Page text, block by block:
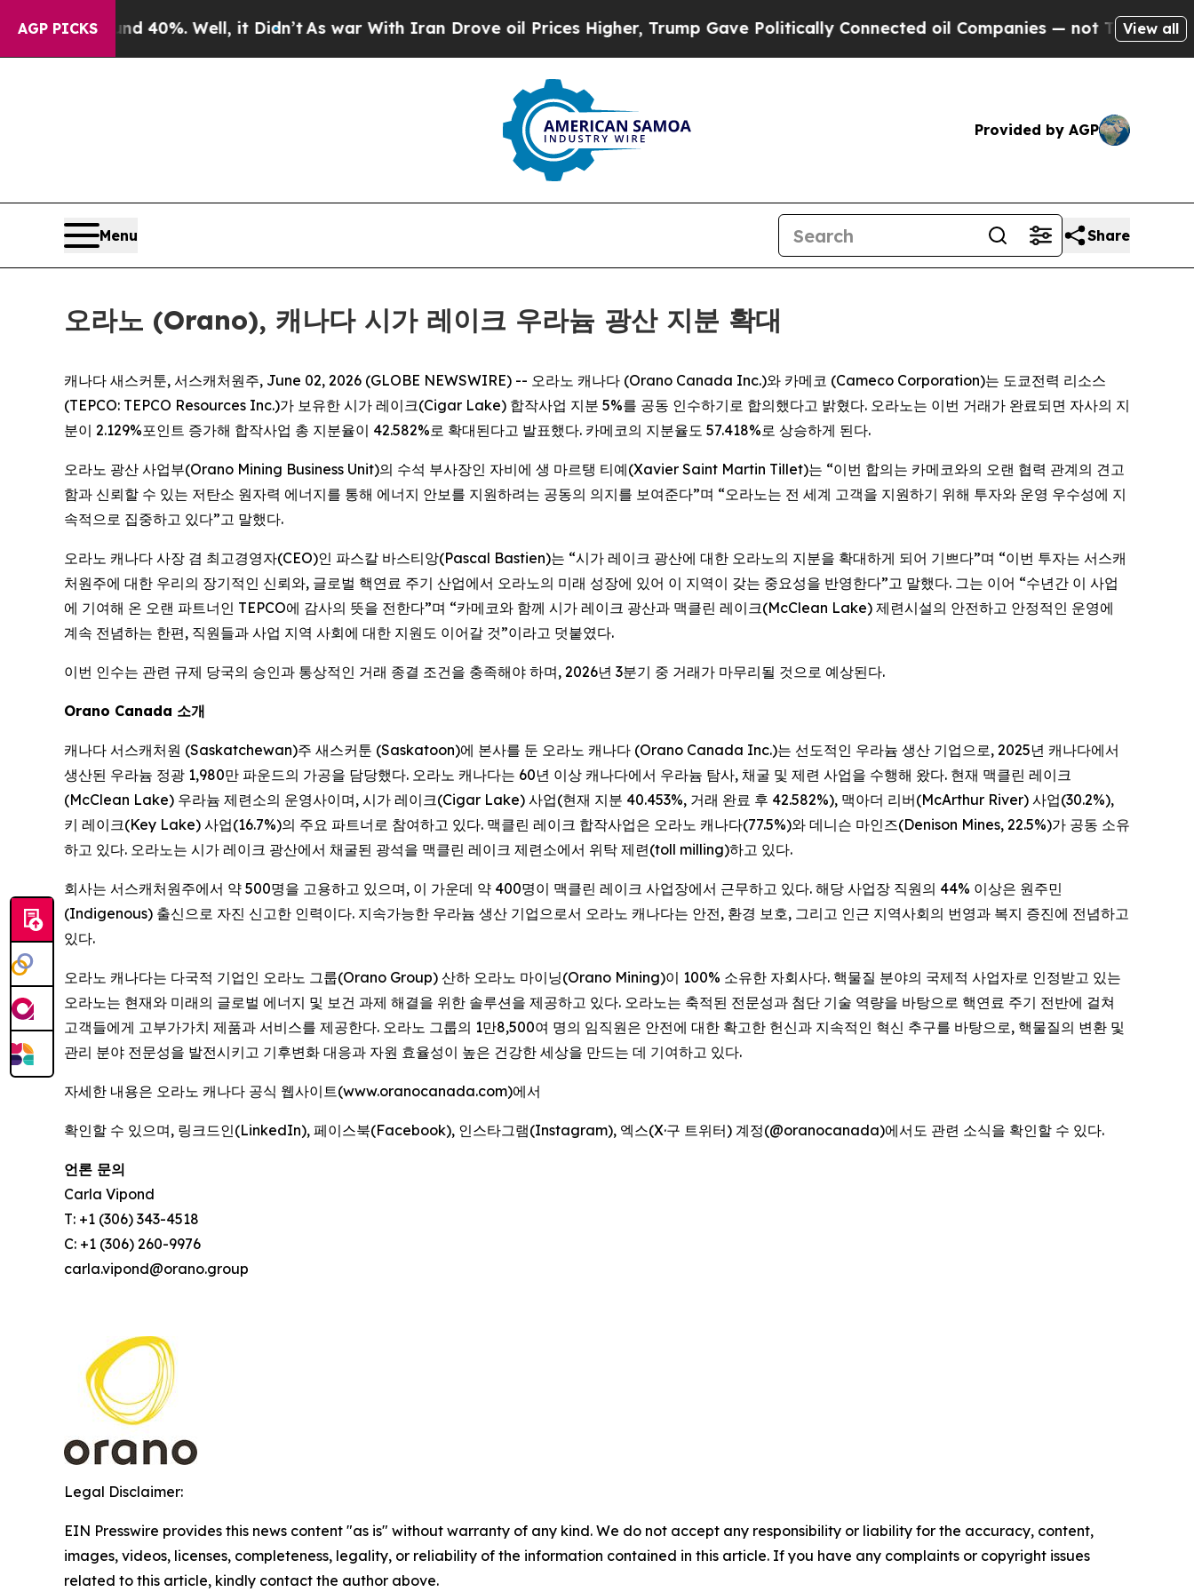
AGP PICKS
Around 40%. Well, it Didn’tAs war With Iran Drove oil Prices Higher, Trump Gave Politically Connected oil Companies — not Taxpayers — the
View all
Provided by AGP
Menu Share
오라노 (Orano), 캐나다 시가 레이크 우라늄 광산 지분 확대
캐나다 새스커툰, 서스캐처원주, June 02, 2026 (GLOBE NEWSWIRE) -- 오라노 캐나다 (Orano Canada Inc.)와 카메코 (Cameco Corporation)는 도쿄전력 리소스
(TEPCO: TEPCO Resources Inc.)가 보유한 시가 레이크(Cigar Lake) 합작사업 지분 5%를 공동 인수하기로 합의했다고 밝혔다. 오라노는 이번 거래가 완료되면 자사의 지
분이 2.129%포인트 증가해 합작사업 총 지분율이 42.582%로 확대된다고 발표했다. 카메코의 지분율도 57.418%로 상승하게 된다.
오라노 광산 사업부(Orano Mining Business Unit)의 수석 부사장인 자비에 생 마르탱 티예(Xavier Saint Martin Tillet)는 “이번 합의는 카메코와의 오랜 협력 관계의 견고
함과 신뢰할 수 있는 저탄소 원자력 에너지를 통해 에너지 안보를 지원하려는 공동의 의지를 보여준다”며 “오라노는 전 세계 고객을 지원하기 위해 투자와 운영 우수성에 지
속적으로 집중하고 있다”고 말했다.
오라노 캐나다 사장 겸 최고경영자(CEO)인 파스칼 바스티앙(Pascal Bastien)는 “시가 레이크 광산에 대한 오라노의 지분을 확대하게 되어 기쁘다”며 “이번 투자는 서스캐
처원주에 대한 우리의 장기적인 신뢰와, 글로벌 핵연료 주기 산업에서 오라노의 미래 성장에 있어 이 지역이 갖는 중요성을 반영한다”고 말했다. 그는 이어 “수년간 이 사업
에 기여해 온 오랜 파트너인 TEPCO에 감사의 뜻을 전한다”며 “카메코와 함께 시가 레이크 광산과 맥클린 레이크(McClean Lake) 제련시설의 안전하고 안정적인 운영에
계속 전념하는 한편, 직원들과 사업 지역 사회에 대한 지원도 이어갈 것”이라고 덧붙였다.
이번 인수는 관련 규제 당국의 승인과 통상적인 거래 종결 조건을 충족해야 하며, 2026년 3분기 중 거래가 마무리될 것으로 예상된다.
Orano Canada 소개
캐나다 서스캐처원 (Saskatchewan)주 새스커툰 (Saskatoon)에 본사를 둔 오라노 캐나다 (Orano Canada Inc.)는 선도적인 우라늄 생산 기업으로, 2025년 캐나다에서
생산된 우라늄 정광 1,980만 파운드의 가공을 담당했다. 오라노 캐나다는 60년 이상 캐나다에서 우라늄 탐사, 채굴 및 제련 사업을 수행해 왔다. 현재 맥클린 레이크
(McClean Lake) 우라늄 제련소의 운영사이며, 시가 레이크(Cigar Lake) 사업(현재 지분 40.453%, 거래 완료 후 42.582%), 맥아더 리버(McArthur River) 사업(30.2%),
키 레이크(Key Lake) 사업(16.7%)의 주요 파트너로 참여하고 있다. 맥클린 레이크 합작사업은 오라노 캐나다(77.5%)와 데니슨 마인즈(Denison Mines, 22.5%)가 공동 소유
하고 있다. 오라노는 시가 레이크 광산에서 채굴된 광석을 맥클린 레이크 제련소에서 위탁 제련(toll milling)하고 있다.
회사는 서스캐처원주에서 약 500명을 고용하고 있으며, 이 가운데 약 400명이 맥클린 레이크 사업장에서 근무하고 있다. 해당 사업장 직원의 44% 이상은 원주민
(Indigenous) 출신으로 자진 신고한 인력이다. 지속가능한 우라늄 생산 기업으로서 오라노 캐나다는 안전, 환경 보호, 그리고 인근 지역사회의 번영과 복지 증진에 전념하고
있다.
오라노 캐나다는 다국적 기업인 오라노 그룹(Orano Group) 산하 오라노 마이닝(Orano Mining)이 100% 소유한 자회사다. 핵물질 분야의 국제적 사업자로 인정받고 있는
오라노는 현재와 미래의 글로벌 에너지 및 보건 과제 해결을 위한 솔루션을 제공하고 있다. 오라노는 축적된 전문성과 첨단 기술 역량을 바탕으로 핵연료 주기 전반에 걸쳐
고객들에게 고부가가치 제품과 서비스를 제공한다. 오라노 그룹의 1만8,500여 명의 임직원은 안전에 대한 확고한 헌신과 지속적인 혁신 추구를 바탕으로, 핵물질의 변환 및
관리 분야 전문성을 발전시키고 기후변화 대응과 자원 효율성이 높은 건강한 세상을 만드는 데 기여하고 있다.
자세한 내용은 오라노 캐나다 공식 웹사이트(www.oranocanada.com)에서
확인할 수 있으며, 링크드인(LinkedIn), 페이스북(Facebook), 인스타그램(Instagram), 엑스(X·구 트위터) 계정(@oranocanada)에서도 관련 소식을 확인할 수 있다.
언론 문의
Carla Vipond
T: +1 (306) 343-4518
C: +1 (306) 260-9976
carla.vipond@orano.group
Legal Disclaimer:
EIN Presswire provides this news content "as is" without warranty of any kind. We do not accept any responsibility or liability for the accuracy, content,
images, videos, licenses, completeness, legality, or reliability of the information contained in this article. If you have any complaints or copyright issues
related to this article, kindly contact the author above.